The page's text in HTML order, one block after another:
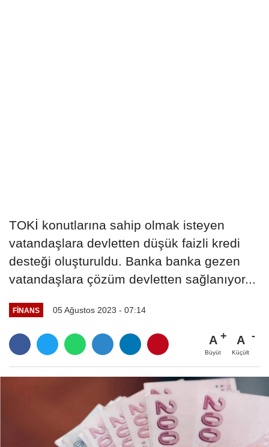
TOKİ konutlarına sahip olmak isteyen
vatandaşlara devletten düşük faizli kredi
desteği oluşturuldu. Banka banka gezen
vatandaşlara çözüm devletten sağlanıyor...
FINANS 05 Ağustos 2023 - 07:14
A
Büyüt
A
Küçült